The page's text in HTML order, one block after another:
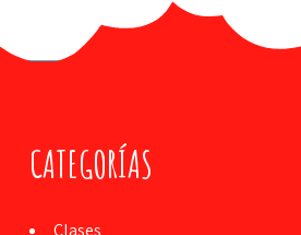
CATEGORÍAS
Clases